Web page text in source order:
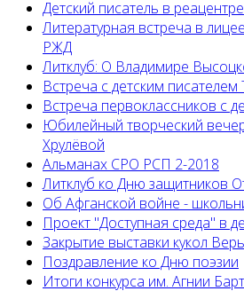
Детский писатель в реацентре
Литературная встреча в
РЖД
Литклуб: О Владимире
Встреча с детским
Встреча первоклассников с
Юбилейный творческий
Хрулёвой
Альманах СРО РСП 2-2018
Литклуб ко Дню защитников
Об Афганской войне -
Проект "Доступная среда" в
Закрытие выставки кукол
Поздравление ко Дню поэзии
Итоги конкурса им. Агнии